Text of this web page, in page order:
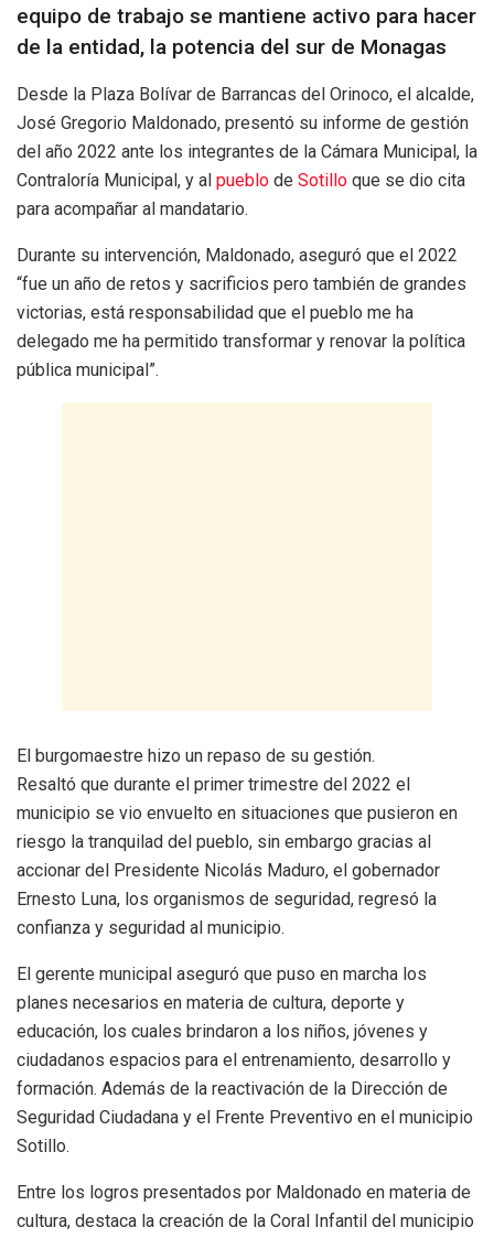
equipo de trabajo se mantiene activo para hacer
de la entidad, la potencia del sur de Monagas
Desde la Plaza Bolívar de Barrancas del Orinoco, el alcalde,
José Gregorio Maldonado, presentó su informe de gestión
del año 2022 ante los integrantes de la Cámara Municipal, la
Contraloría Municipal, y al pueblo de Sotillo que se dio cita
para acompañar al mandatario.
Durante su intervención, Maldonado, aseguró que el 2022
“fue un año de retos y sacrificios pero también de grandes
victorias, está responsabilidad que el pueblo me ha
delegado me ha permitido transformar y renovar la política
pública municipal”.
El burgomaestre hizo un repaso de su gestión.
Resaltó que durante el primer trimestre del 2022 el
municipio se vio envuelto en situaciones que pusieron en
riesgo la tranquilad del pueblo, sin embargo gracias al
accionar del Presidente Nicolás Maduro, el gobernador
Ernesto Luna, los organismos de seguridad, regresó la
confianza y seguridad al municipio.
El gerente municipal aseguró que puso en marcha los
planes necesarios en materia de cultura, deporte y
educación, los cuales brindaron a los niños, jóvenes y
ciudadanos espacios para el entrenamiento, desarrollo y
formación. Además de la reactivación de la Dirección de
Seguridad Ciudadana y el Frente Preventivo en el municipio
Sotillo.
Entre los logros presentados por Maldonado en materia de
cultura, destaca la creación de la Coral Infantil del municipio